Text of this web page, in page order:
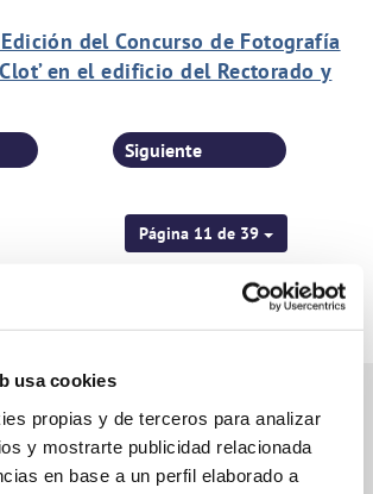
usa cookies
propias y de terceros para analizar
y mostrarte publicidad relacionada
en base a un perfil elaborado a
Edición del Concurso de Fotografía
en el edificio del Rectorado y
Página 11 de 39
Siguiente